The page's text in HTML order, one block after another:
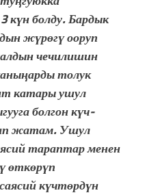
күн болду.Бардык
жүрөгү ооруп
чечилишин
толук
катары ушул
болгон күч-
жатам.Ушул
тараптар менен
өткөрүп
күчтөрдүн